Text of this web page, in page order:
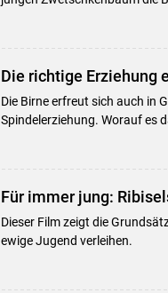
Die richtige Erziehung
Die Birne erfreut sich auch in
Spindelerziehung. Worauf es
Für immer jung:
Dieser Film zeigt die
ewige Jugend verleihen.